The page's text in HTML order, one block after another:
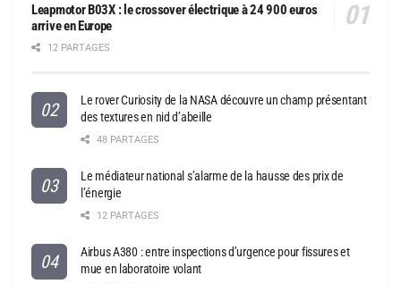
Leapmotor B03X : le crossover électrique à 24 900 euros
arrive en Europe
12 PARTAGES
Le rover Curiosity de la NASA découvre un champ présentant
des textures en nid d’abeille
48 PARTAGES
Le médiateur national s’alarme de la hausse des prix de
l’énergie
12 PARTAGES
Airbus A380 : entre inspections d’urgence pour fissures et
mue en laboratoire volant